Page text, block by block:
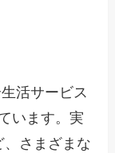
活サービス
います。実
さまざまな